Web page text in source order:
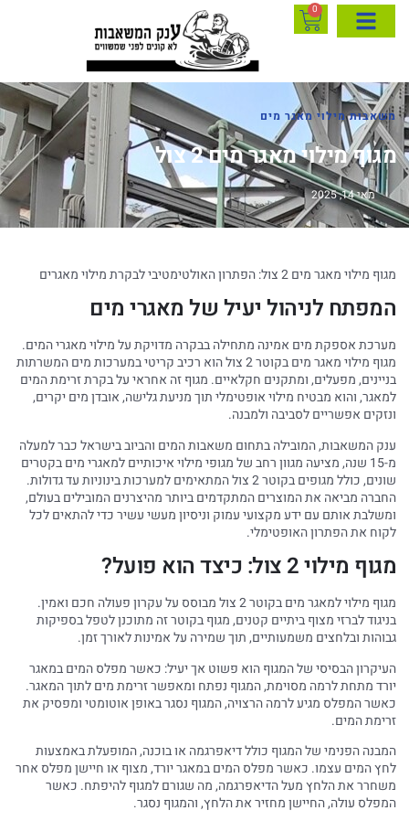
0
משאבות מילוי מאגר מים
מגוף מילוי מאגר מים 2 צול
מאי 14, 2025
מגוף מילוי מאגר מים 2 צול: הפתרון האולטימטיבי לבקרת מילוי מאגרים
המפתח לניהול יעיל של מאגרי מים
מערכת אספקת מים אמינה מתחילה בבקרה מדויקת על מילוי מאגרי המים.
מגוף מילוי מאגר מים בקוטר 2 צול הוא רכיב קריטי במערכות מים המשרתות
בניינים, מפעלים, ומתקנים חקלאיים. מגוף זה אחראי על בקרת זרימת המים
למאגר, והוא מבטיח מילוי אופטימלי תוך מניעת גלישה, אובדן מים יקרים,
ונזקים אפשריים לסביבה ולמבנה.
ענק המשאבות, המובילה בתחום משאבות המים והביוב בישראל כבר למעלה
מ-15 שנה, מציעה מגוון רחב של מגופי מילוי איכותיים למאגרי מים בקטרים
שונים, כולל מגופים בקוטר 2 צול המתאימים למערכות בינוניות עד גדולות.
החברה מביאה את המוצרים המתקדמים ביותר מהיצרנים המובילים בעולם,
ומשלבת אותם עם ידע מקצועי עמוק וניסיון מעשי עשיר כדי להתאים לכל
לקוח את הפתרון האופטימלי.
מגוף מילוי 2 צול: כיצד הוא פועל?
מגוף מילוי למאגר מים בקוטר 2 צול מבוסס על עקרון פעולה חכם ואמין.
בניגוד לברזי מצוף ביתיים קטנים, מגוף בקוטר זה מתוכנן לטפל בספיקות
גבוהות ובלחצים משמעותיים, תוך שמירה על אמינות לאורך זמן.
העיקרון הבסיסי של המגוף הוא פשוט אך יעיל: כאשר מפלס המים במאגר
יורד מתחת לרמה מסוימת, המגוף נפתח ומאפשר זרימת מים לתוך המאגר.
כאשר המפלס מגיע לרמה הרצויה, המגוף נסגר באופן אוטומטי ומפסיק את
זרימת המים.
המבנה הפנימי של המגוף כולל דיאפרגמה או בוכנה, המופעלת באמצעות
לחץ המים עצמו. כאשר מפלס המים במאגר יורד, מצוף או חיישן מפלס אחר
משחרר את הלחץ מעל הדיאפרגמה, מה שגורם למגוף להיפתח. כאשר
המפלס עולה, החיישן מחזיר את הלחץ, והמגוף נסגר.